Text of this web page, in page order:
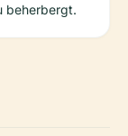
beherbergt.